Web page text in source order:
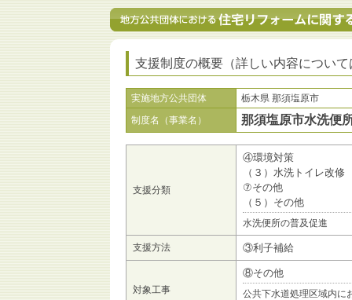
支援制度の概要（詳しい内容につい
実施地方公共団体
栃木県 那須塩原市
制度名（事業名）
那須塩原市水洗便
支援分類
④環境対策
（３）水洗トイレ改修
⑦その他
（５）その他
水洗便所の普及促進
支援方法 ③利子補給
対象工事
⑧その他
公共下水道処理区域内に